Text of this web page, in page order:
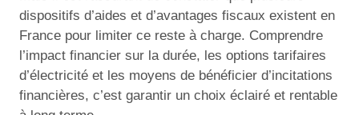
dispositifs d’aides et d’avantages fiscaux existent en
France pour limiter ce reste à charge. Comprendre
l’impact financier sur la durée, les options tarifaires
d’électricité et les moyens de bénéficier d’incitations
financières, c’est garantir un choix éclairé et rentable